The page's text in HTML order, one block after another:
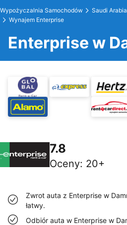
Wypożyczalnia Samochodów Saudi Arabia
Wynajem Enterprise
Enterprise w
7.8
Oceny: 20+
Zwrot auta z Enterprise w
łatwy.
Odbiór auta w Enterprise w